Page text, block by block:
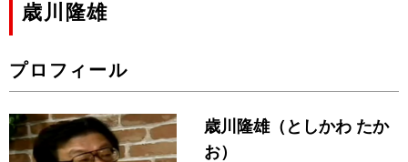
歳川隆雄
プロフィール
歳川隆雄（としかわ たか
お）